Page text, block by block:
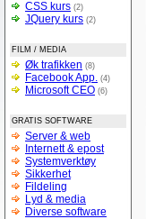
CSS kurs (2)
JQuery kurs (2)
FILM / MEDIA
Øk trafikken (8)
Facebook App. (4)
Microsoft CEO (6)
GRATIS SOFTWARE
Server & web
Internett & epost
Systemverktøy
Sikkerhet
Fildeling
Lyd & media
Diverse software